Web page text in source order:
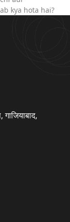
kya hota hai?